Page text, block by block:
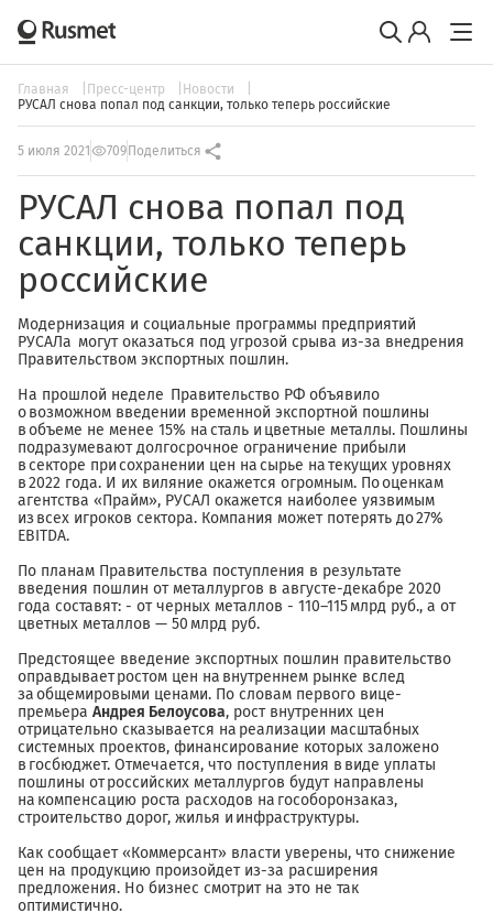
Главная Пресс-центр
Новости
РУСАЛ снова попал под санкции, только теперь российские
5 июля 2021 709 Поделиться
РУСАЛ снова попал под
санкции, только теперь
российские
Модернизация и социальные программы предприятий
РУСАЛа могут оказаться под угрозой срыва из-за внедрения
Правительством экспортных пошлин.
На прошлой неделе Правительство РФ объявило
о возможном введении временной экспортной пошлины
в объеме не менее 15% на сталь и цветные металлы. Пошлины
подразумевают долгосрочное ограничение прибыли
в секторе при сохранении цен на сырье на текущих уровнях
в 2022 года. И их виляние окажется огромным. По оценкам
агентства «Прайм», РУСАЛ окажется наиболее уязвимым
из всех игроков сектора. Компания может потерять до 27%
EBITDA.
По планам Правительства поступления в результате
введения пошлин от металлургов в августе-декабре 2020
года составят: - от черных металлов - 110–115 млрд руб., а от
цветных металлов — 50 млрд руб.
Предстоящее введение экспортных пошлин правительство
оправдывает ростом цен на внутреннем рынке вслед
за общемировыми ценами. По словам первого вице-
премьера Андрея Белоусова, рост внутренних цен
отрицательно сказывается на реализации масштабных
системных проектов, финансирование которых заложено
в госбюджет. Отмечается, что поступления в виде уплаты
пошлины от российских металлургов будут направлены
на компенсацию роста расходов на гособоронзаказ,
строительство дорог, жилья и инфраструктуры.
Как сообщает «Коммерсант» власти уверены, что снижение
цен на продукцию произойдет из-за расширения
предложения. Но бизнес смотрит на это не так
оптимистично.